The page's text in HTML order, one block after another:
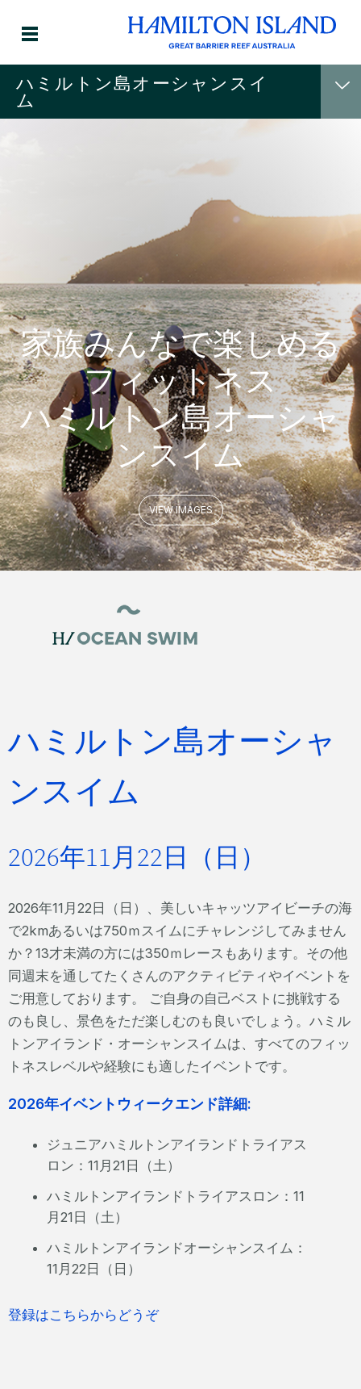
ハミルトン島オーシャンスイ
ム
家族みんなで楽しめる
フィットネス
ハミルトン島オーシャ
ンスイム
VIEW IMAGES
ハミルトン島オーシャ
ンスイム
2026年11月22日（日）
2026年11月22日（日）、美しいキャッツアイビーチの海
で2kmあるいは750ｍスイムにチャレンジしてみません
か？13才未満の方には350ｍレースもあります。その他
同週末を通してたくさんのアクティビティやイベントを
ご用意しております。 ご自身の自己ベストに挑戦する
のも良し、景色をただ楽しむのも良いでしょう。ハミル
トンアイランド・オーシャンスイムは、すべてのフィッ
トネスレベルや経験にも適したイベントです。
2026年イベントウィークエンド詳細:
ジュニアハミルトンアイランドトライアス
ロン：11月21日（土）
ハミルトンアイランドトライアスロン：11
月21日（土）
ハミルトンアイランドオーシャンスイム：
11月22日（日）
登録はこちらからどうぞ